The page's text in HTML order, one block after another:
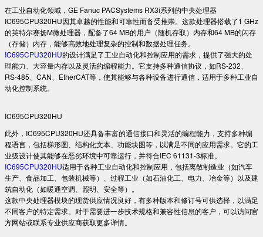
在工业自动化领域，GE Fanuc PACSystems RX3i系列的中央处理器
IC695CPU320HU因其卓越的性能和可靠性而备受推崇。这款处理器搭载了1 GHz
的英特尔赛扬M微处理器，配备了64 MB的用户（随机存取）内存和64 MB的闪存
（存储）内存，能够高效地处理复杂的控制和数据处理任务。
IC695CPU320HU的设计满足了工业自动化和控制应用的需求，提供了强大的处
理能力、大容量内存以及灵活的编程能力。它支持多种通信协议，如RS-232、
RS-485、CAN、EtherCAT等，使其能够与各种设备进行通信，适用于多种工业自
动化控制系统。
IC695CPU320HU
此外，IC695CPU320HU还具备丰富的通信接口和灵活的编程能力，支持多种编
程语言，包括梯形图、结构化文本、功能块图等，以满足不同的应用需求。它的工
业级设计使其能够在恶劣环境中可靠运行，并符合IEC 61131-3标准。
IC695CPU320HU适用于各种工业自动化和控制应用，包括离散制造业（如汽车
生产、食品加工、包装机械等）、过程工业（如石油化工、电力、冶金等）以及建
筑自动化（如暖通空调、照明、安全等）。
这款中央处理器模块的现货供应情况良好，有多种版本和修订号可供选择，以满足
不同客户的特定需求。对于需要进一步技术规格和兼容性信息的客户，可以访问官
方网站或联系专业供应商获取更多详情。